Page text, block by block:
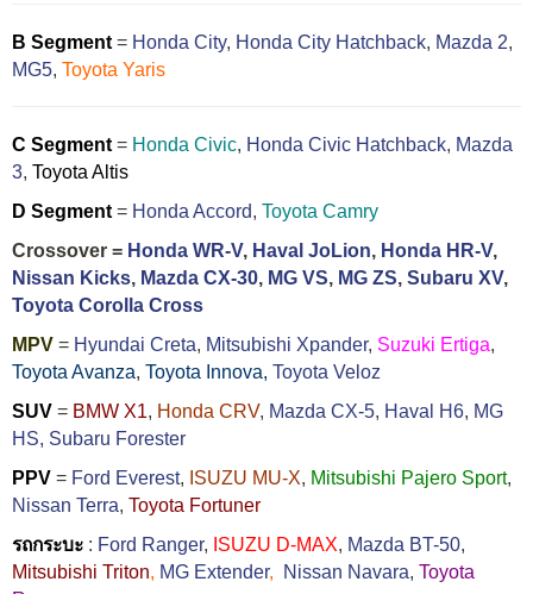
B Segment = Honda City, Honda City Hatchback, Mazda 2,
MG5, Toyota Yaris
C Segment = Honda Civic, Honda Civic Hatchback, Mazda
3, Toyota Altis
D Segment = Honda Accord, Toyota Camry
Crossover = Honda WR-V, Haval JoLion, Honda HR-V,
Nissan Kicks, Mazda CX-30, MG VS, MG ZS, Subaru XV,
Toyota Corolla Cross
MPV = Hyundai Creta, Mitsubishi Xpander, Suzuki Ertiga,
Toyota Avanza, Toyota Innova, Toyota Veloz
SUV = BMW X1, Honda CRV, Mazda CX-5, Haval H6, MG
HS, Subaru Forester
PPV = Ford Everest, ISUZU MU-X, Mitsubishi Pajero Sport,
Nissan Terra, Toyota Fortuner
รถกระบะ : Ford Ranger, ISUZU D-MAX, Mazda BT-50,
Mitsubishi Triton, MG Extender, Nissan Navara, Toyota